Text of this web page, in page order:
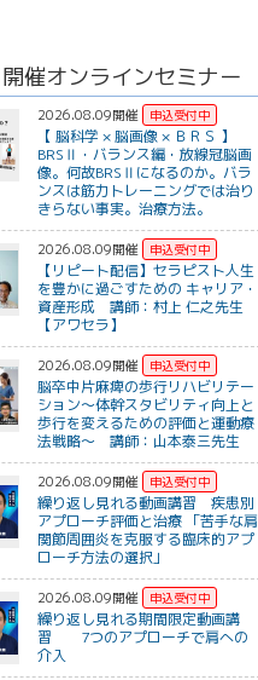
催オンラインセミナー
2026.08.09開催
【 脳科学 × 脳画像 × ＢＲＳ 】
BRSⅡ・バランス編・放線冠脳画
像。何故BRSⅡになるのか。バラ
ンスは筋力トレーニングでは治り
きらない事実。治療方法。
2026.08.09開催
【リピート配信】セラピスト人生
を豊かに過ごすための キャリア・
資産形成 講師：村上 仁之先生
【アワセラ】
2026.08.09開催
脳卒中片麻痺の歩行リハビリテー
ション～体幹スタビリティ向上と
歩行を変えるための評価と運動療
法戦略～ 講師：山本泰三先生
2026.08.09開催
繰り返し見れる動画講習 疾患別
アプローチ評価と治療 「苦手な肩
関節周囲炎を克服する臨床的アプ
ローチ方法の選択」
2026.08.09開催
繰り返し見れる期間限定動画講
習 7つのアプローチで肩への
介入